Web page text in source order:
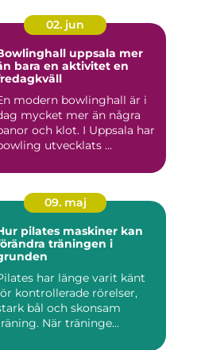
02. jun
uppsala mer
bara en aktivitet en
modern bowlinghall är i
mycket mer än några
och klot. I Uppsala har
utvecklats ...
09. maj
pilates maskiner kan
träningen i
har länge varit känt
kontrollerade rörelser,
bål och skonsam
När träninge...